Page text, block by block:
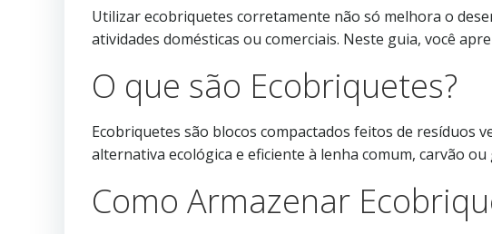
Utilizar ecobriquetes corretamente não só melhora o
atividades domésticas ou comerciais. Neste guia, você
O que são Ecobriquetes?
Ecobriquetes são blocos compactados feitos de resíduos
alternativa ecológica e eficiente à lenha comum, carvão ou
Como Armazenar